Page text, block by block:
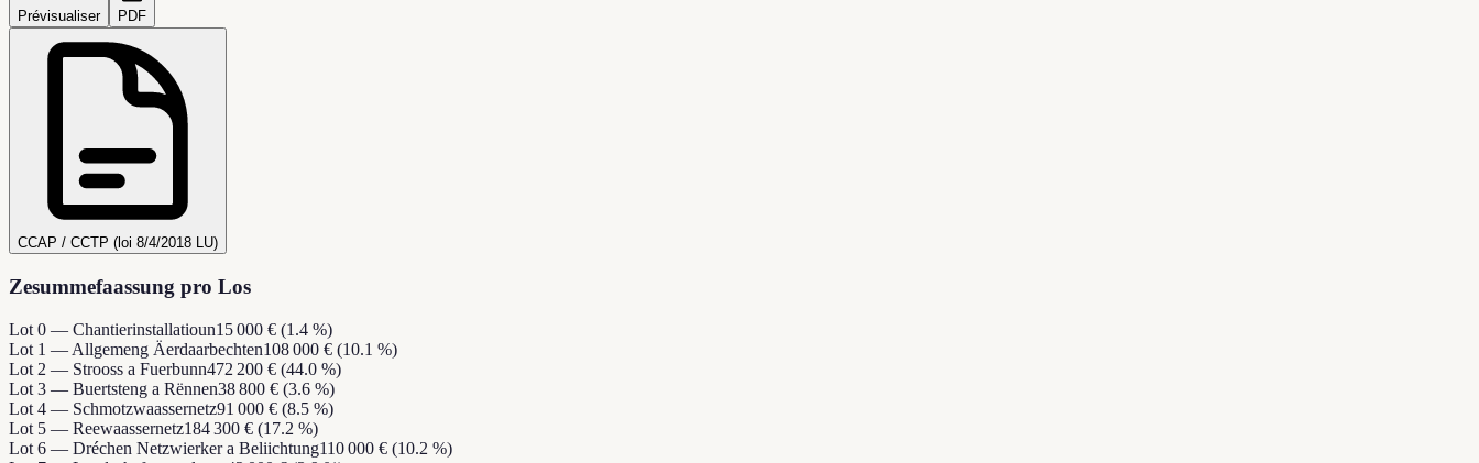
Prévisualiser PDF
CCAP / CCTP (loi 8/4/2018 LU)
Zesummefaassung pro Los
Lot 0 — Chantierinstallatioun15 000 € (1.4 %)
Lot 1 — Allgemeng Äerdaarbechten108 000 € (10.1 %)
Lot 2 — Strooss a Fuerbunn472 200 € (44.0 %)
Lot 3 — Buertsteng a Rënnen38 800 € (3.6 %)
Lot 4 — Schmotzwaassernetz91 000 € (8.5 %)
Lot 5 — Reewaassernetz184 300 € (17.2 %)
Lot 6 — Dréchen Netzwierker a Beliichtung110 000 € (10.2 %)